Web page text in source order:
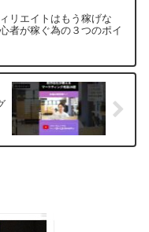
リエイトはもう稼げな
者が稼ぐ為の３つのポイ